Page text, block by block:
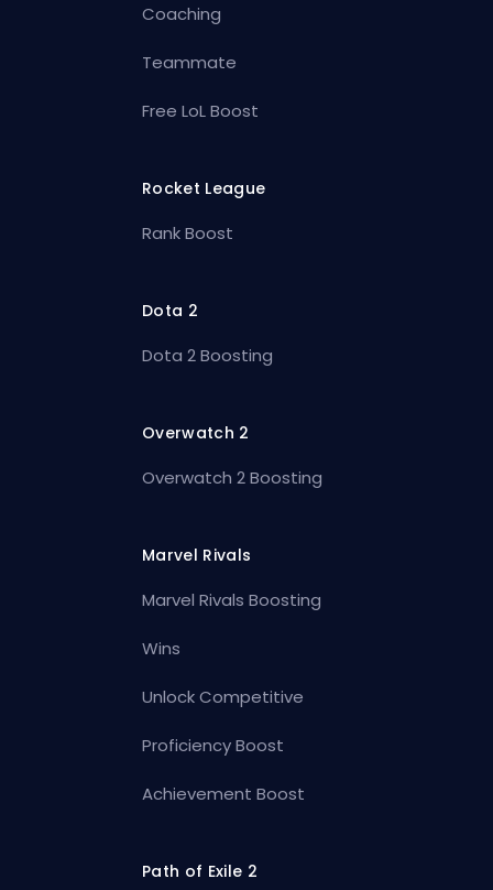
Coaching
Teammate
Free LoL Boost
Rocket League
Rank Boost
Dota 2
Dota 2 Boosting
Overwatch 2
Overwatch 2 Boosting
Marvel Rivals
Marvel Rivals Boosting
Wins
Unlock Competitive
Proficiency Boost
Achievement Boost
Path of Exile 2